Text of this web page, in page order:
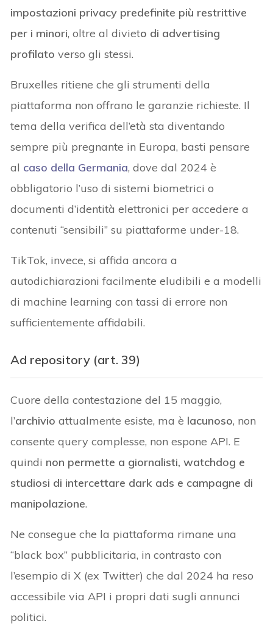
impostazioni privacy predefinite più restrittive
per i minori, oltre al divieto di advertising
profilato verso gli stessi.
Bruxelles ritiene che gli strumenti della
piattaforma non offrano le garanzie richieste. Il
tema della verifica dell’età sta diventando
sempre più pregnante in Europa, basti pensare
al caso della Germania, dove dal 2024 è
obbligatorio l’uso di sistemi biometrici o
documenti d’identità elettronici per accedere a
contenuti “sensibili” su piattaforme under-18.
TikTok, invece, si affida ancora a
autodichiarazioni facilmente eludibili e a modelli
di machine learning con tassi di errore non
sufficientemente affidabili.
Ad repository (art. 39)
Cuore della contestazione del 15 maggio,
l’archivio attualmente esiste, ma è lacunoso, non
consente query complesse, non espone API. E
quindi non permette a giornalisti, watchdog e
studiosi di intercettare dark ads e campagne di
manipolazione.
Ne consegue che la piattaforma rimane una
“black box” pubblicitaria, in contrasto con
l’esempio di X (ex Twitter) che dal 2024 ha reso
accessibile via API i propri dati sugli annunci
politici.